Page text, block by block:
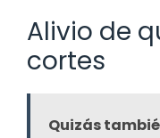
Alivio de
cortes
Quizás